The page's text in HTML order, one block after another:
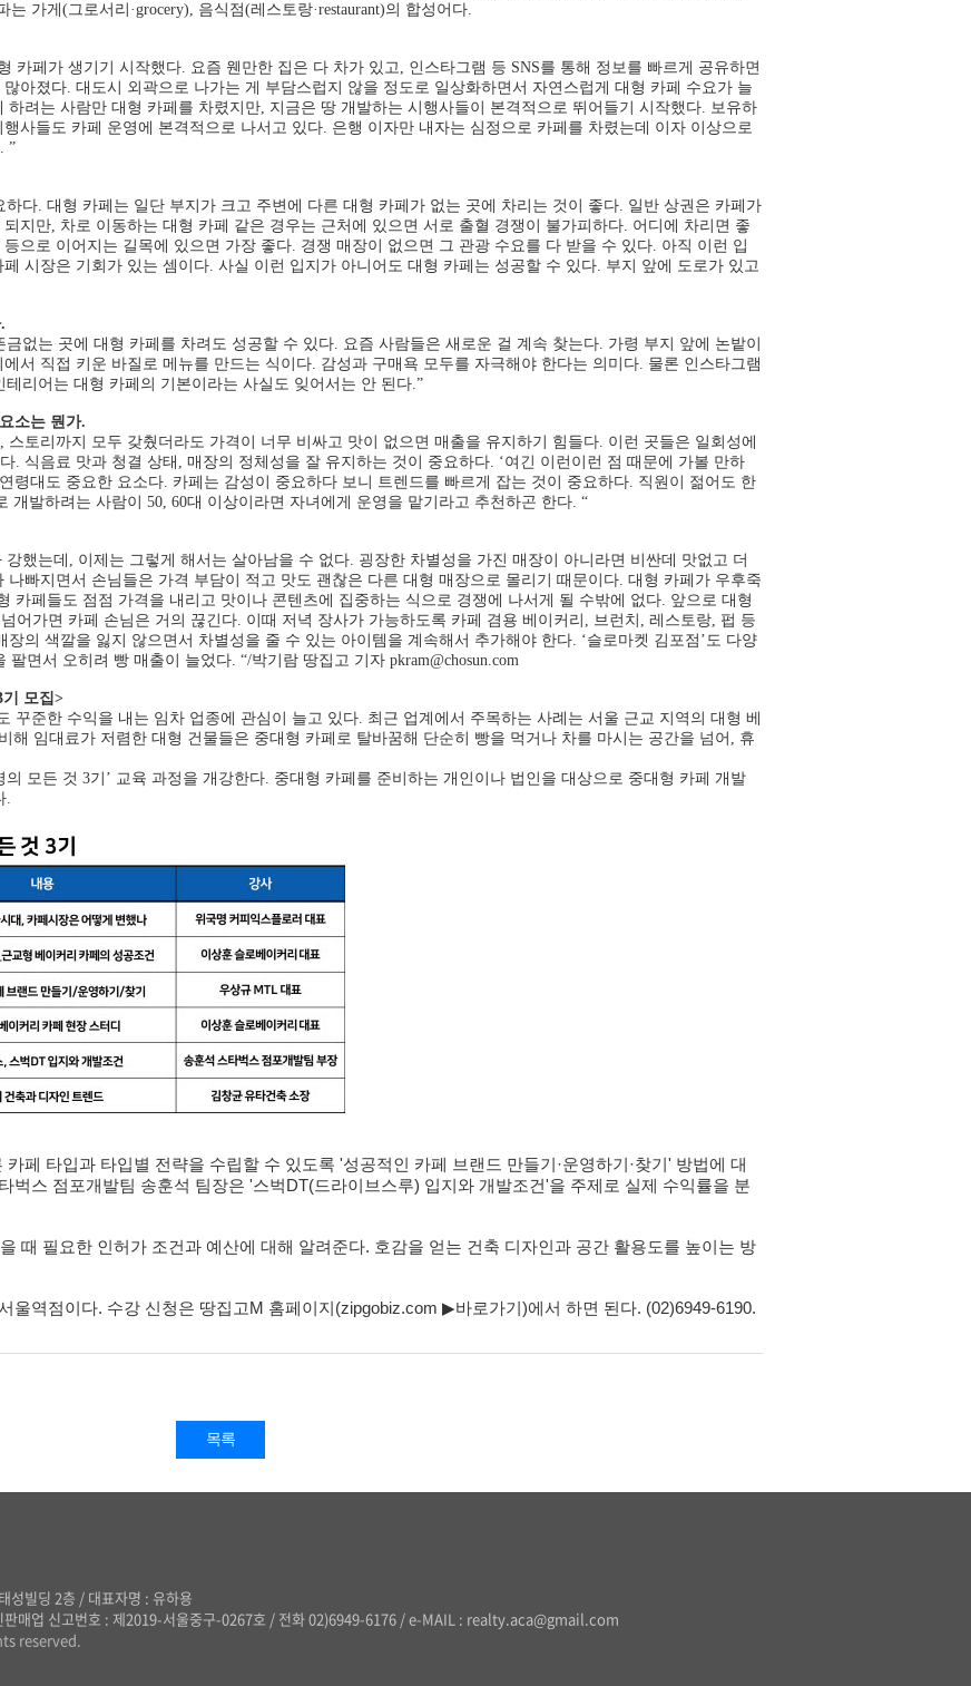
가게(그로서리·grocery), 음식점(레스토랑·restaurant)의 합성어다.
카페가 생기기 시작했다. 요즘 웬만한 집은 다 차가 있고, 인스타그램 등 SNS를 통해 정보를 빠르게 공유하면
아졌다. 대도시 외곽으로 나가는 게 부담스럽지 않을 정도로 일상화하면서 자연스럽게 대형 카페 수요가 늘
려는 사람만 대형 카페를 차렸지만, 지금은 땅 개발하는 시행사들이 본격적으로 뛰어들기 시작했다. 보유하
사들도 카페 운영에 본격적으로 나서고 있다. 은행 이자만 내자는 심정으로 카페를 차렸는데 이자 이상으로
”
다. 대형 카페는 일단 부지가 크고 주변에 다른 대형 카페가 없는 곳에 차리는 것이 좋다. 일반 상권은 카페가
지만, 차로 이동하는 대형 카페 같은 경우는 근처에 있으면 서로 출혈 경쟁이 불가피하다. 어디에 차리면 좋
으로 이어지는 길목에 있으면 가장 좋다. 경쟁 매장이 없으면 그 관광 수요를 다 받을 수 있다. 아직 이런 입
시장은 기회가 있는 셈이다. 사실 이런 입지가 아니어도 대형 카페는 성공할 수 있다. 부지 앞에 도로가 있고
없는 곳에 대형 카페를 차려도 성공할 수 있다. 요즘 사람들은 새로운 걸 계속 찾는다. 가령 부지 앞에 논밭이
서 직접 키운 바질로 메뉴를 만드는 식이다. 감성과 구매욕 모두를 자극해야 한다는 의미다. 물론 인스타그램
리어는 대형 카페의 기본이라는 사실도 잊어서는 안 된다.”
소는 뭔가.
토리까지 모두 갖췄더라도 가격이 너무 비싸고 맛이 없으면 매출을 유지하기 힘들다. 이런 곳들은 일회성에
. 식음료 맛과 청결 상태, 매장의 정체성을 잘 유지하는 것이 중요하다. ‘여긴 이런이런 점 때문에 가볼 만하
령대도 중요한 요소다. 카페는 감성이 중요하다 보니 트렌드를 빠르게 잡는 것이 중요하다. 직원이 젊어도 한
개발하려는 사람이 50, 60대 이상이라면 자녀에게 운영을 맡기라고 추천하곤 한다. “
했는데, 이제는 그렇게 해서는 살아남을 수 없다. 굉장한 차별성을 가진 매장이 아니라면 비싼데 맛없고 더
빠지면서 손님들은 가격 부담이 적고 맛도 괜찮은 다른 대형 매장으로 몰리기 때문이다. 대형 카페가 우후죽
카페들도 점점 가격을 내리고 맛이나 콘텐츠에 집중하는 식으로 경쟁에 나서게 될 수밖에 없다. 앞으로 대형
어가면 카페 손님은 거의 끊긴다. 이때 저녁 장사가 가능하도록 카페 겸용 베이커리, 브런치, 레스토랑, 펍 등
의 색깔을 잃지 않으면서 차별성을 줄 수 있는 아이템을 계속해서 추가해야 한다. ‘슬로마켓 김포점’도 다양
면서 오히려 빵 매출이 늘었다. “/박기람 땅집고 기자 pkram@chosun.com
모집>
꾸준한 수익을 내는 임차 업종에 관심이 늘고 있다. 최근 업계에서 주목하는 사례는 서울 근교 지역의 대형 베
해 임대료가 저렴한 대형 건물들은 중대형 카페로 탈바꿈해 단순히 빵을 먹거나 차를 마시는 공간을 넘어, 휴
모든 것 3기’ 교육 과정을 개강한다. 중대형 카페를 준비하는 개인이나 법인을 대상으로 중대형 카페 개발
.
페 타입과 타입별 전략을 수립할 수 있도록 '성공적인 카페 브랜드 만들기·운영하기·찾기' 방법에 대
벅스 점포개발팀 송훈석 팀장은 '스벅DT(드라이브스루) 입지와 개발조건'을 주제로 실제 수익률을 분
때 필요한 인허가 조건과 예산에 대해 알려준다. 호감을 얻는 건축 디자인과 공간 활용도를 높이는 방
울역점이다. 수강 신청은 땅집고M 홈페이지(zipgobiz.com ▶바로가기)에서 하면 된다. (02)6949-6190.
목록
성빌딩 2층 / 대표자명 : 유하용
판매업 신고번호 : 제2019-서울중구-0267호 / 전화 02)6949-6176 /e-MAIL : realty.aca@gmail.com
reserved.